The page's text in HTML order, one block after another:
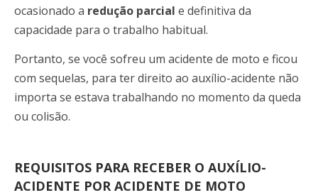
ocasionado a redução parcial e definitiva da
capacidade para o trabalho habitual.
Portanto, se você sofreu um acidente de moto e ficou
com sequelas, para ter direito ao auxílio-acidente não
importa se estava trabalhando no momento da queda
ou colisão.
REQUISITOS PARA RECEBER O AUXÍLIO-
ACIDENTE POR ACIDENTE DE MOTO